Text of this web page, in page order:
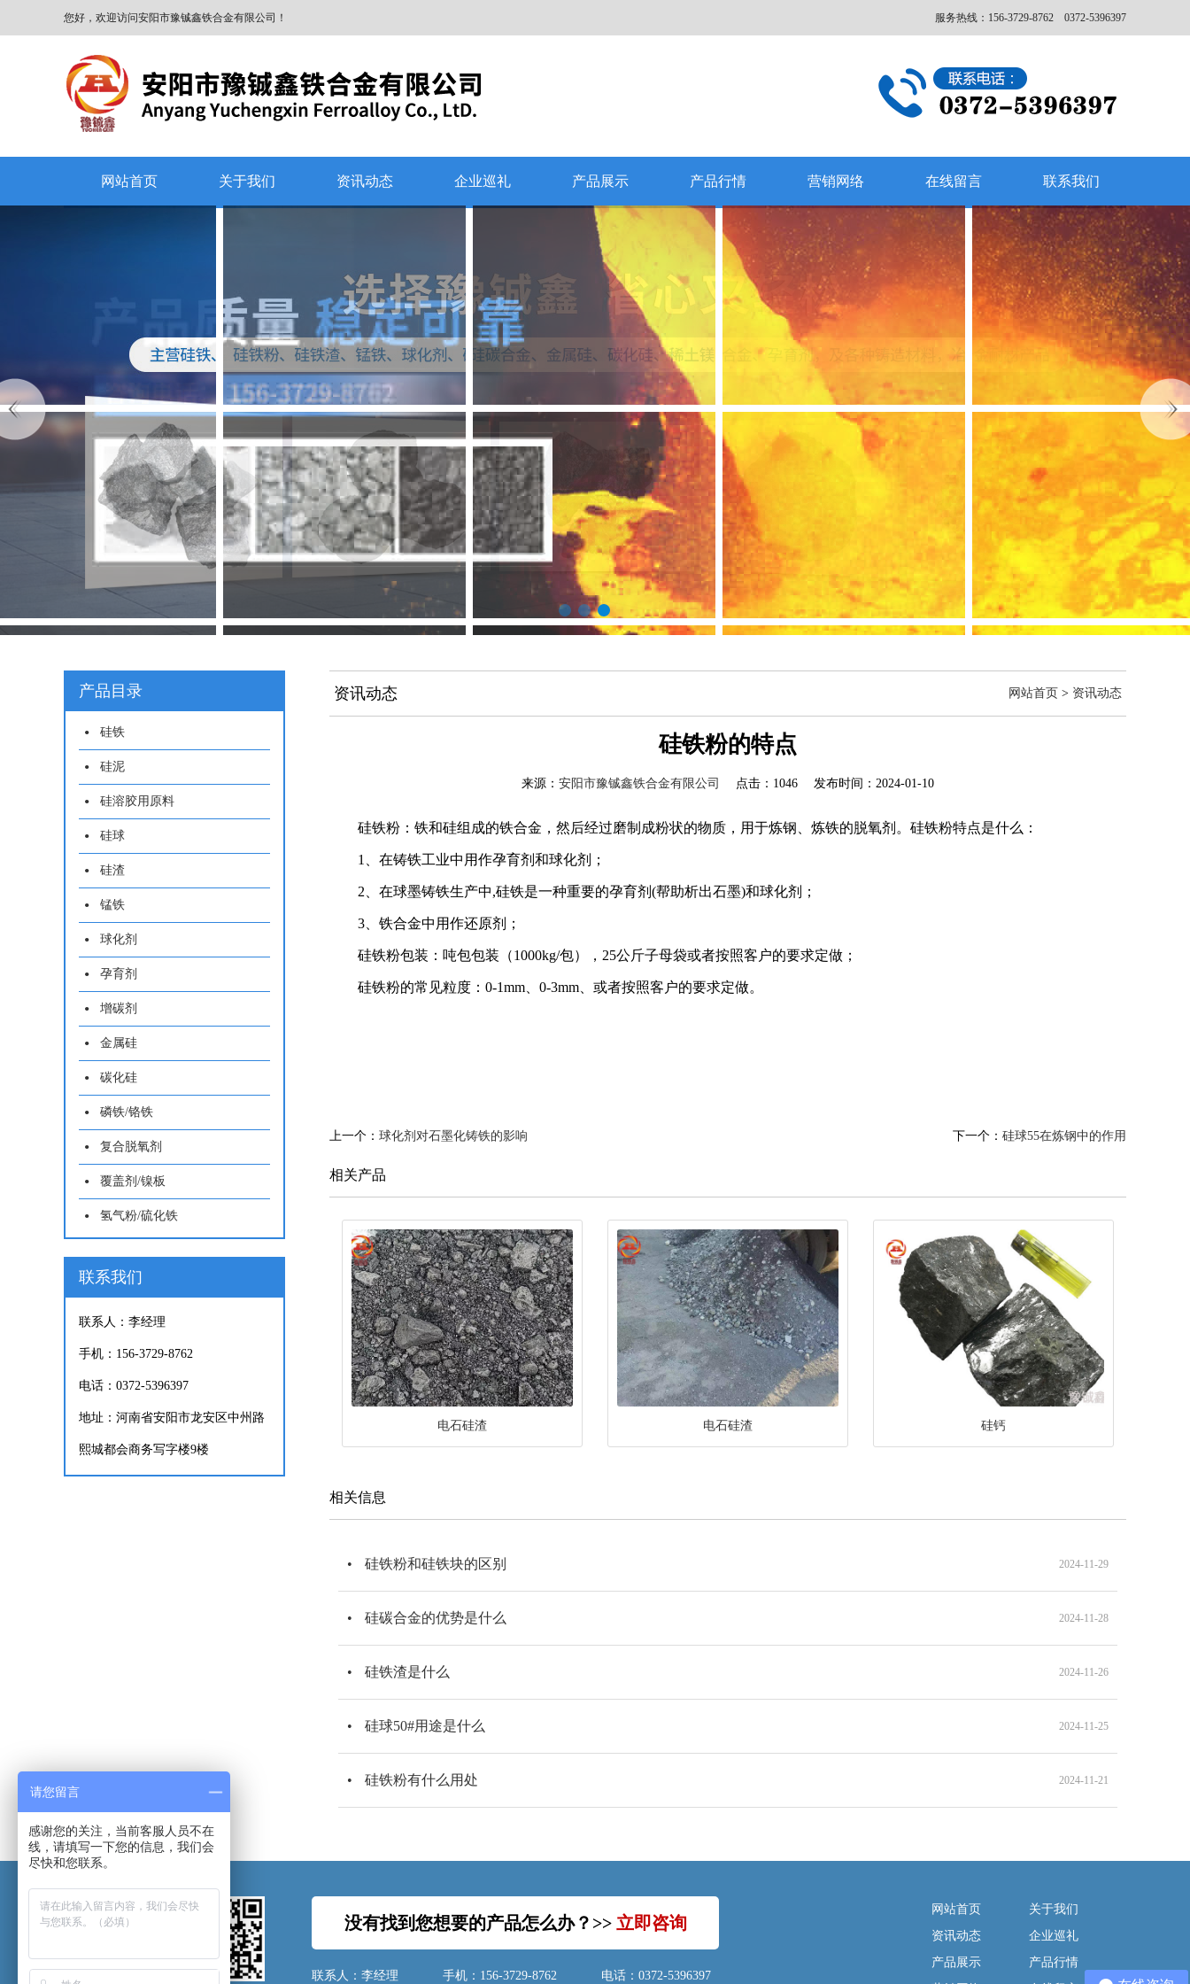
您好，欢迎访问安阳市豫铖鑫铁合金有限公司！ 服务热线：156-3729-8762 0372-5396397
网站首页 关于我们 资讯动态 企业巡礼 产品展示 产品行情 营销网络 在线留言 联系我们
产品目录
硅铁
硅泥
硅溶胶用原料
硅球
硅渣
锰铁
球化剂
孕育剂
增碳剂
金属硅
碳化硅
磷铁/铬铁
复合脱氧剂
覆盖剂/镍板
氢气粉/硫化铁
联系我们
联系人：李经理
手机：156-3729-8762
电话：0372-5396397
地址：河南省安阳市龙安区中州路
熙城都会商务写字楼9楼
资讯动态 网站首页 > 资讯动态
硅铁粉的特点
来源： 安阳市豫铖鑫铁合金有限公司 点击：1046 发布时间：2024-01-10
硅铁粉：铁和硅组成的铁合金，然后经过磨制成粉状的物质，用于炼钢、炼铁的脱氧剂。 硅铁粉特点是什么：
1、在铸铁工业中用作孕育剂和球化剂；
2、在球墨铸铁生产中,硅铁是一种重要的孕育剂(帮助析出石墨)和球化剂；
3、铁合金中用作还原剂；
硅铁粉包装：吨包包装（1000kg/包），25公斤子母袋或者按照客户的要求定做；
硅铁粉的常见粒度：0-1mm、0-3mm、或者按照客户的要求定做。
上一个： 球化剂对石墨化铸铁的影响 下一个： 硅球55在炼钢中的作用
相关产品
电石硅渣 电石硅渣 硅钙
相关信息
硅铁粉和硅铁块的区别 2024-11-29
硅碳合金的优势是什么 2024-11-28
硅铁渣是什么 2024-11-26
硅球50#用途是什么 2024-11-25
硅铁粉有什么用处 2024-11-21
联系人：李经理 手机：156-3729-8762 电话：0372-5396397
没有找到您想要的产品怎么办？>> 立即咨询
网站首页
关于我们
资讯动态
企业巡礼
产品展示
产品行情
请您留言
感谢您的关注，当前客服人员不在
线，请填写一下您的信息，我们会
尽快和您联系。